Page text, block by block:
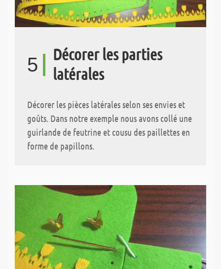
5
Décorer les parties
latérales
Décorer les pièces latérales selon ses envies et
goûts. Dans notre exemple nous avons collé une
guirlande de feutrine et cousu des paillettes en
forme de papillons.